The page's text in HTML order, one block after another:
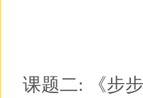
课题二: 《步